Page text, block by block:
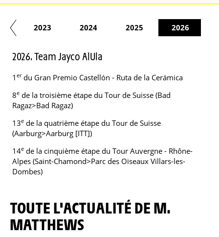
2023 2024 2025 2026
2026. Team Jayco AlUla
1 erdu Gran Premio Castellón - Ruta de la Cerámica
8e de la troisième étape du Tour de Suisse (Bad
Ragaz>Bad Ragaz)
13e de la quatrième étape du Tour de Suisse
(Aarburg>Aarburg [ITT])
14e de la cinquième étape du Tour Auvergne - Rhône-
Alpes (Saint-Chamond>Parc des Oiseaux Villars-les-
Dombes)
TOUTE L'ACTUALITÉ DE M.
MATTHEWS